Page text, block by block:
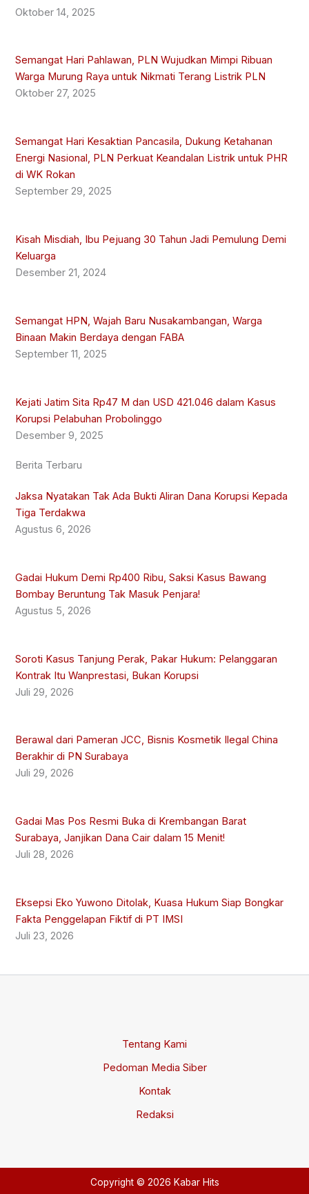
Oktober 14, 2025
Semangat Hari Pahlawan, PLN Wujudkan Mimpi Ribuan
Warga Murung Raya untuk Nikmati Terang Listrik PLN
Oktober 27, 2025
Semangat Hari Kesaktian Pancasila, Dukung Ketahanan
Energi Nasional, PLN Perkuat Keandalan Listrik untuk PHR
di WK Rokan
September 29, 2025
Kisah Misdiah, Ibu Pejuang 30 Tahun Jadi Pemulung Demi
Keluarga
Desember 21, 2024
Semangat HPN, Wajah Baru Nusakambangan, Warga
Binaan Makin Berdaya dengan FABA
September 11, 2025
Kejati Jatim Sita Rp47 M dan USD 421.046 dalam Kasus
Korupsi Pelabuhan Probolinggo
Desember 9, 2025
Berita Terbaru
Jaksa Nyatakan Tak Ada Bukti Aliran Dana Korupsi Kepada
Tiga Terdakwa
Agustus 6, 2026
Gadai Hukum Demi Rp400 Ribu, Saksi Kasus Bawang
Bombay Beruntung Tak Masuk Penjara!
Agustus 5, 2026
Soroti Kasus Tanjung Perak, Pakar Hukum: Pelanggaran
Kontrak Itu Wanprestasi, Bukan Korupsi
Juli 29, 2026
Berawal dari Pameran JCC, Bisnis Kosmetik Ilegal China
Berakhir di PN Surabaya
Juli 29, 2026
Gadai Mas Pos Resmi Buka di Krembangan Barat
Surabaya, Janjikan Dana Cair dalam 15 Menit!
Juli 28, 2026
Eksepsi Eko Yuwono Ditolak, Kuasa Hukum Siap Bongkar
Fakta Penggelapan Fiktif di PT IMSI
Juli 23, 2026
Tentang Kami
Pedoman Media Siber
Kontak
Redaksi
Copyright © 2026 Kabar Hits